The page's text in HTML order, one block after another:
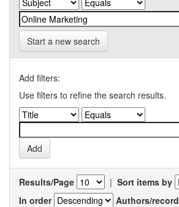
Start a new search
Add filters:
Use filters to refine the search results.
Results/Page | Sort items by
In order
Authors/record